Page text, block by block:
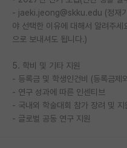
학술 정보 게시판
홍보 게시판
유학교육
이벤트
- jaeki.jeong@skku.edu (정재기
야 선택한 이유에 대해서 알려주
으로 보내셔도 됩니다.)
5. 학비 및 기타 지원
- 등록금 및 학생인건비 (등록금제
- 연구 성과에 따른 인센티브
- 국내외 학술대회 참가 장려 및 지
- 글로벌 공동 연구 지원